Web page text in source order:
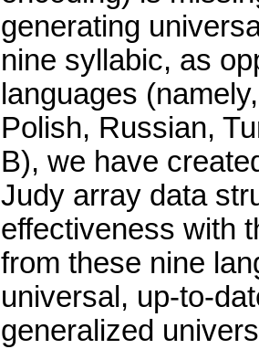
generating
nine syllabic, as
languages
Polish, Russian,
B), we have
Judy array data
effectiveness with
from these nine
universal, up-to-
generalized